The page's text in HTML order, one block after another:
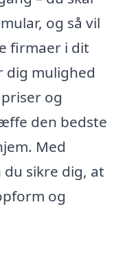
og så vil
firmaer i dit
dig mulighed
og
den bedste
Med
du sikre dig, at
og